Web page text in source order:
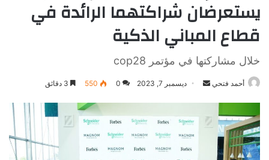
يستعرضان شراكتهما الرائدة في
قطاع المباني الذكية
خلال مشاركتها في مؤتمر cop28
أحمد فتحي
أرسل ديسمبر 7, 2023 0
550